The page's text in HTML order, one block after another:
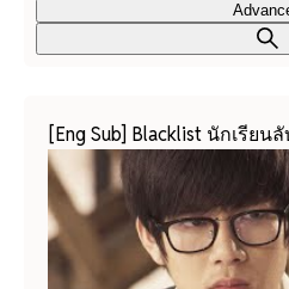
[Eng Sub] Blacklist นักเรียน